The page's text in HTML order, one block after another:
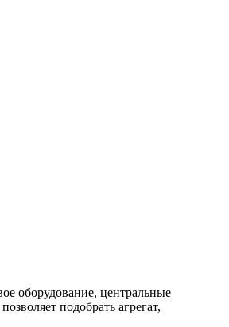
оборудование, центральные
подобрать агрегат,